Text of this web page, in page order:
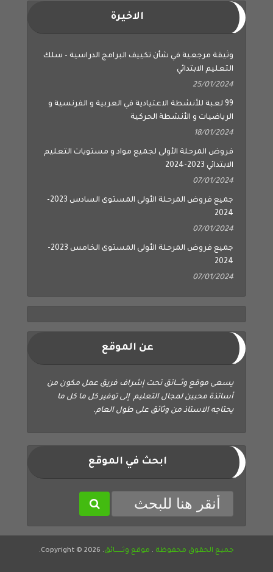
الاخيرة
وثيقة مرجعية في شأن تكييف البرامج الدراسية – سلك
التعليم الابتدائي
25/01/2024
99 لعبة للأنشطة الاعتيادية في العربية و الفرنسية و
الرياضيات و الأنشطة الحركية
18/01/2024
فروض المرحلة الأولى لجميع مواد و مستويات التعليم
الابتدائي 2023-2024
07/01/2024
جميع فروض المرحلة الأولى المستوى السادس 2023-
2024
07/01/2024
جميع فروض المرحلة الأولى المستوى الخامس 2023-
2024
07/01/2024
عن الموقع
يسعى موقع وثــــائق تحت إشراف فريق عمل مكون من
أساتذة محبين لمجال التعليم إلى توفير كل ما كل ما
يحتاجه الاستاذ من وثائق على طول العام.
ابحث في الموقع
جميع الحقوق محفوظة . موقع وثــــــائق. Copyright © 2026.